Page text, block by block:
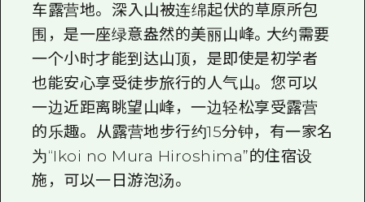
车露营地。 深入山被连绵起伏的草原所包
围，是一座绿意盎然的美丽山峰。大约需要
一个小时才能到达山顶，是即使是初学者
也能安心享受徒步旅行的人气山。 您可以
一边近距离眺望山峰，一边轻松享受露营
的乐趣。 从露营地步行约15分钟，有一家名
为“Ikoi no Mura Hiroshima”的住宿设
施，可以一日游泡汤。